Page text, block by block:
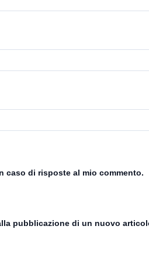
caso di risposte al mio commento.
pubblicazione di un nuovo